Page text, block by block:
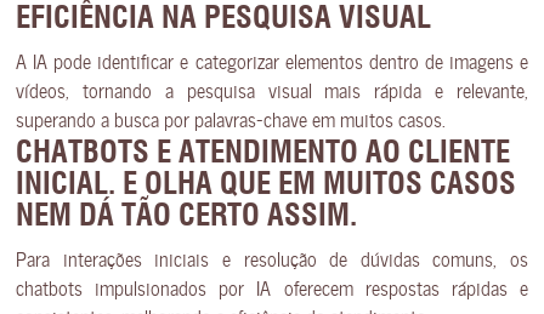
EFICIÊNCIA NA PESQUISA VISUAL
A IA pode identificar e categorizar elementos dentro de imagens e
vídeos, tornando a pesquisa visual mais rápida e relevante,
superando a busca por palavras-chave em muitos casos.
CHATBOTS E ATENDIMENTO AO CLIENTE
INICIAL. E OLHA QUE EM MUITOS CASOS
NEM DÁ TÃO CERTO ASSIM.
Para interações iniciais e resolução de dúvidas comuns, os
chatbots impulsionados por IA oferecem respostas rápidas e